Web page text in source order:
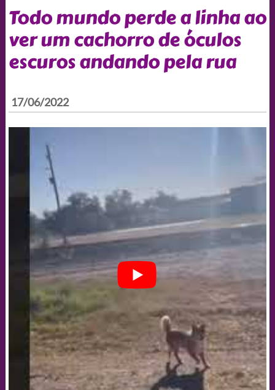
Todo mundo perde a linha ao
ver um cachorro de óculos
escuros andando pela rua
17/06/2022